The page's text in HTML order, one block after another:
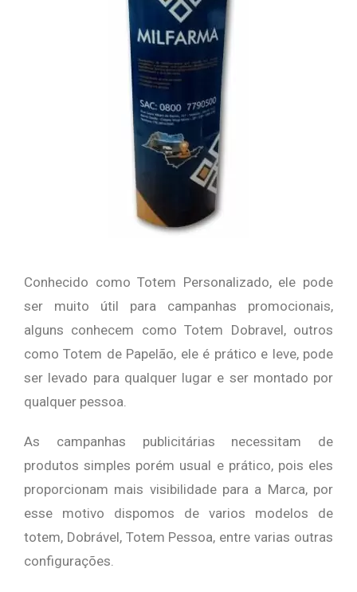
Conhecido como Totem Personalizado, ele pode
ser muito útil para campanhas promocionais,
alguns conhecem como Totem Dobravel, outros
como Totem de Papelão, ele é prático e leve, pode
ser levado para qualquer lugar e ser montado por
qualquer pessoa.
As campanhas publicitárias necessitam de
produtos simples porém usual e prático, pois eles
proporcionam mais visibilidade para a Marca, por
esse motivo dispomos de varios modelos de
totem, Dobrável, Totem Pessoa, entre varias outras
configurações.